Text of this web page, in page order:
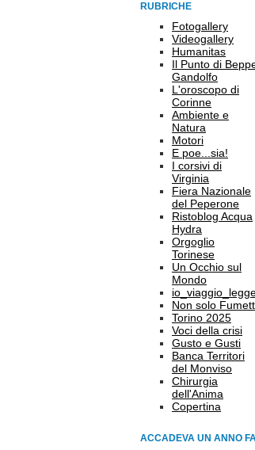
RUBRICHE
Fotogallery
Videogallery
Humanitas
Il Punto di
Gandolfo
L'oroscopo di
Corinne
Ambiente e
Natura
Motori
E poe...sia!
I corsivi di
Virginia
Fiera Nazionale
del Peperone
Ristoblog Acqua
Hydra
Orgoglio
Torinese
Un Occhio sul
Mondo
Non solo
Torino 2025
Voci della crisi
Gusto e Gusti
Banca Territori
del Monviso
Chirurgia
dell'Anima
Copertina
ACCADEVA UN ANNO